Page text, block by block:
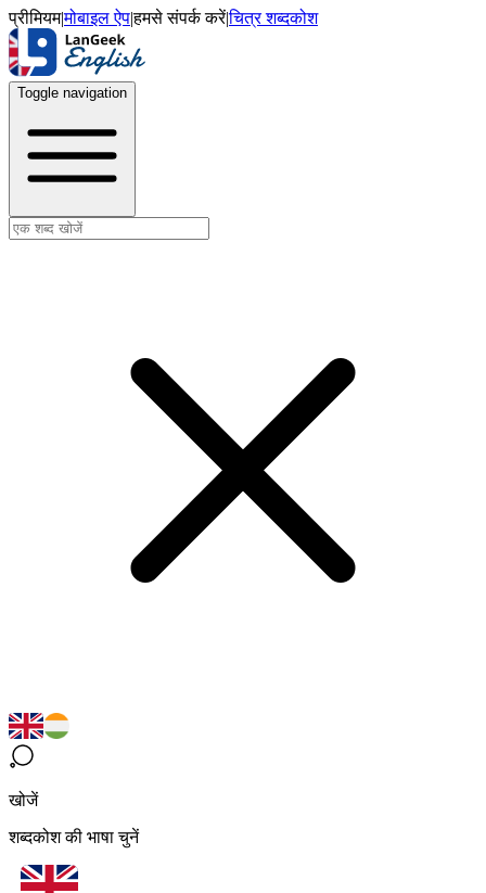
प्रीमियम|मोबाइल ऐप|हमसे संपर्क करें|चित्र शब्दकोश
Toggle navigation
खोजें
शब्दकोश की भाषा चुनें